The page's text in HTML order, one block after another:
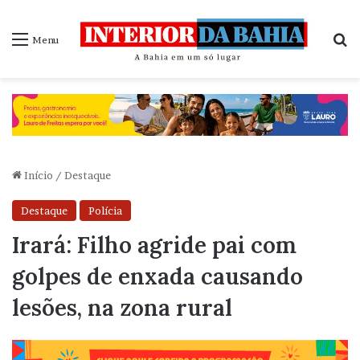
Menu
Início / Destaque
Destaque Polícia
Irará: Filho agride pai com
golpes de enxada causando
lesões, na zona rural